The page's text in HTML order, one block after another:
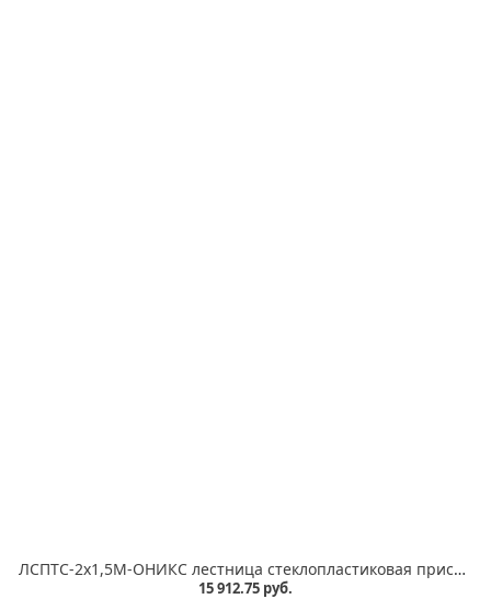
ЛСПТС-2х1,5М-ОНИКС лестница стеклопластиковая приставная, трансформируемая в стремянку, металлические оконцеватели
15 912.75 руб.